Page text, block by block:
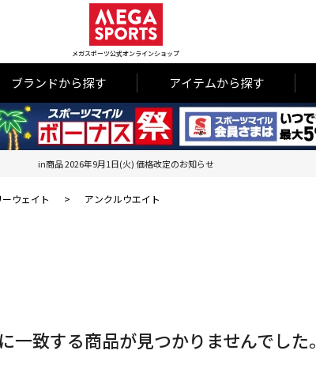
メガスポーツ公式オンラインショップ
ブランドから探す アイテムから探す
in商品 2026年9月1日(火) 価格改定のお知らせ
ーウェイト > アンクルウエイト
一致する商品が見つかりませんでした。